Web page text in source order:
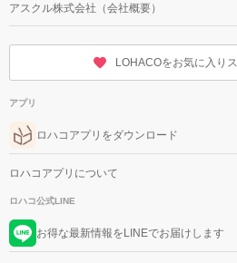
アスクル株式会社（会社概要）
LOHACOをお気に入り
アプリ
ロハコアプリをダウンロード
ロハコアプリについて
ロハコ公式LINE
お得な最新情報をLINEでお届けします